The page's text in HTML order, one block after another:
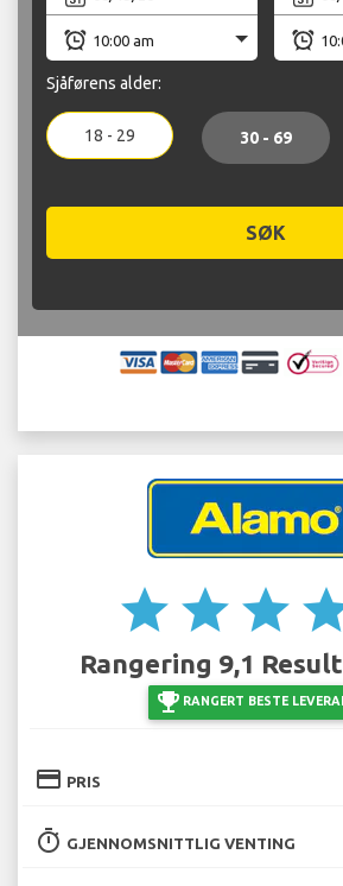
Sjåførens alder:
18 - 29 30 - 69
SØK
star star star
Rangering 9,1
emoji_events RANGERT BESTE
credit_card PRIS
timer GJENNOMSNITTLIG VENTING